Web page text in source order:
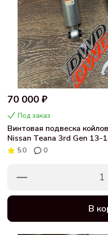
70 000 ₽
Под заказ
Винтовая подвеска
Nissan Teana 3rd Gen 13-
5.0 0
1
В